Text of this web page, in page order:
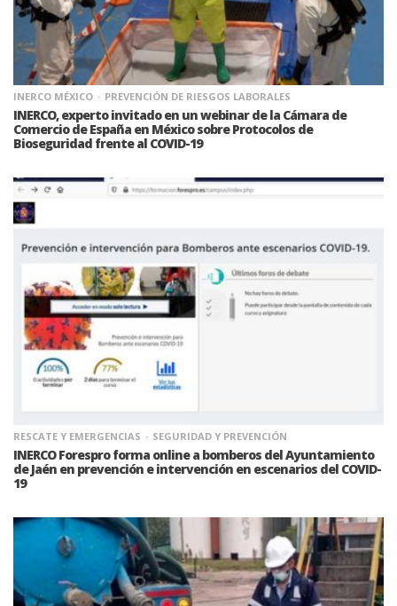
INERCO MÉXICO PREVENCIÓN DE RIESGOS LABORALES
INERCO, experto invitado en un webinar de la Cámara de
Comercio de España en México sobre Protocolos de
Bioseguridad frente al COVID-19
RESCATE Y EMERGENCIAS SEGURIDAD Y PREVENCIÓN
INERCO Forespro forma online a bomberos del Ayuntamiento
de Jaén en prevención e intervención en escenarios del COVID-
19